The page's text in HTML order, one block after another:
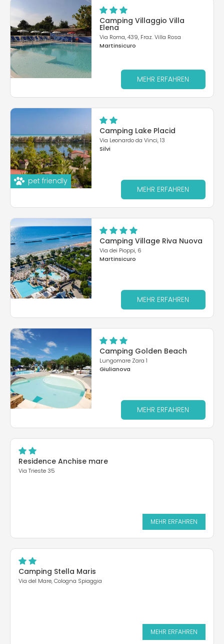
Camping Villaggio Villa
Elena
Via Roma, 439, Fraz. Villa Rosa
Martinsicuro
MEHR ERFAHREN
pet friendly
Camping Lake Placid
Via Leonardo da Vinci, 13
Silvi
MEHR ERFAHREN
Camping Village Riva Nuova
Via dei Pioppi, 6
Martinsicuro
MEHR ERFAHREN
Camping Golden Beach
Lungomare Zara 1
Giulianova
MEHR ERFAHREN
Residence Anchise mare
Via Trieste 35
MEHR ERFAHREN
Camping Stella Maris
Via del Mare, Cologna Spiaggia
MEHR ERFAHREN